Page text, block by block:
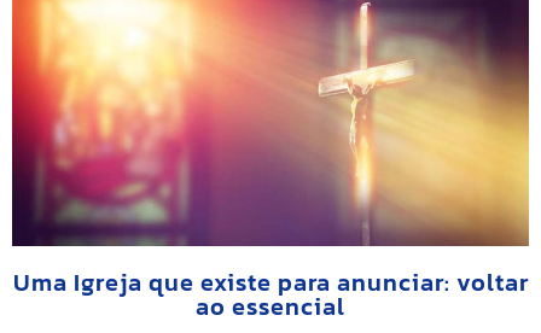
Uma Igreja que existe para anunciar: voltar
ao essencial